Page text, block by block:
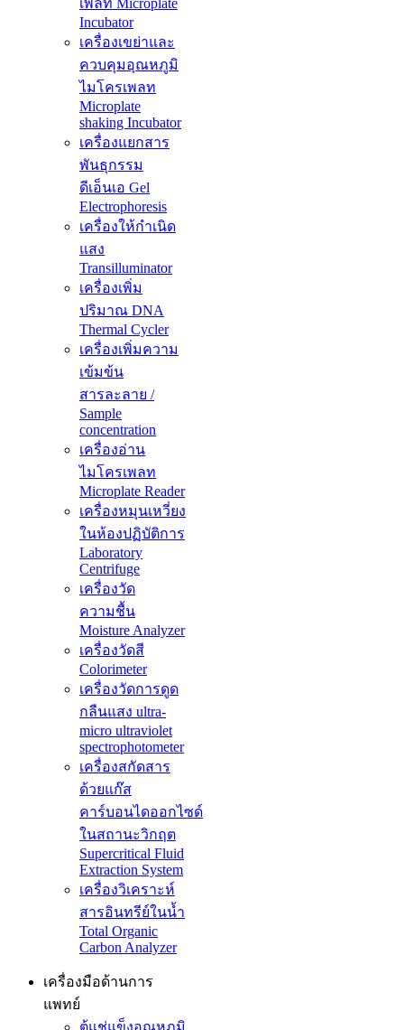
เพลท Microplate
Incubator
เครื่องเขย่าและ
ควบคุมอุณหภูมิ
ไมโครเพลท
Microplate
shaking Incubator
เครื่องแยกสาร
พันธุกรรม
ดีเอ็นเอ Gel
Electrophoresis
เครื่องให้กำเนิด
แสง
Transilluminator
เครื่องเพิ่ม
ปริมาณ DNA
Thermal Cycler
เครื่องเพิ่มความ
เข้มข้น
สารละลาย /
Sample
concentration
เครื่องอ่าน
ไมโครเพลท
Microplate Reader
เครื่องหมุนเหวี่ยง
ในห้องปฏิบัติการ
Laboratory
Centrifuge
เครื่องวัด
ความชื้น
Moisture Analyzer
เครื่องวัดสี
Colorimeter
เครื่องวัดการดูด
กลืนแสง ultra-
micro ultraviolet
spectrophotometer
เครื่องสกัดสาร
ด้วยแก๊ส
คาร์บอนไดออกไซด์
ในสถานะวิกฤต
Supercritical Fluid
Extraction System
เครื่องวิเคราะห์
สารอินทรีย์ในน้ำ
Total Organic
Carbon Analyzer
เครื่องมือด้านการ
แพทย์